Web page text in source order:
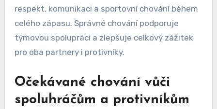
respekt, komunikaci a sportovní chování během
celého zápasu. Správné chování podporuje
týmovou spolupráci a zlepšuje celkový zážitek
pro oba partnery i protivníky.
Očekávané chování vůči
spoluhráčům a protivníkům